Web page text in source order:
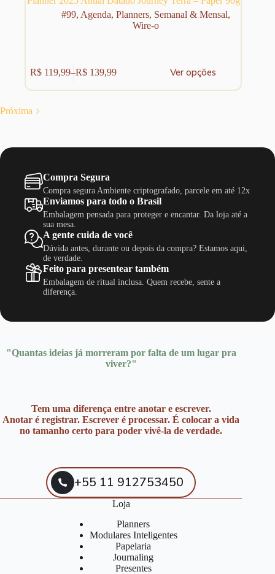
#99, Agenda, Planners, Semanal & Mensal,
Wire-o
R$ 119,99–R$ 139,99
Faixa
de
Ver opções
produto
tem
variantes.
página
do
produto
Próxima
Compra Segura
Compra segura Ambiente criptografado, parcele em até 12x
Enviamos para todo o Brasil
Embalagem pensada para proteger e encantar. Da loja até a
sua mesa.
A gente cuida de você
Dúvida antes, durante ou depois da compra? Estamos aqui,
de verdade.
Feito para presentear também
Embalagem de ritual inclusa. Quem recebe, sente a
diferença.
"Quantas ideias já morreram por falta de um lugar pra
viver?"
Tem uma diferença entre anotar e escrever.
Anotar é registrar. Escrever é processar. É colocar a vida
no tamanho certo para poder vivê-la de verdade.
+55 11 912753450
Loja
Planners
Modulares Inteligentes
Papelaria
Journaling
Presentes